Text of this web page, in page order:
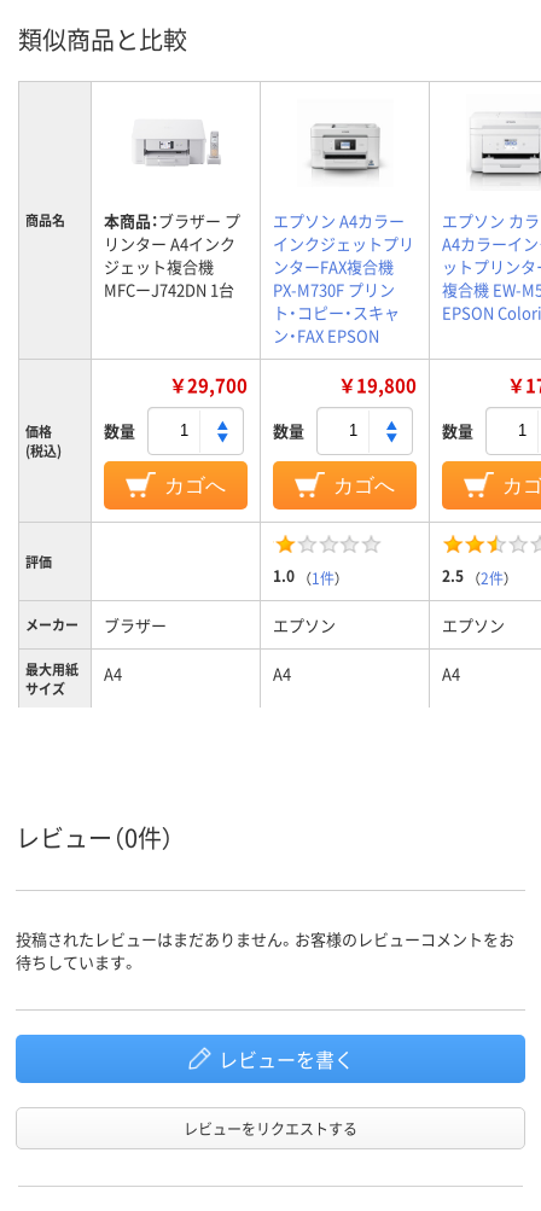
類似商品と比較
商品名 本商品：ブラザー プ
リンター A4インク
ジェット複合機
MFCーJ742DN 1台
エプソン A4カラー
インクジェットプリ
ンターFAX複合機
PX-M730F プリン
ト・コピー・スキャ
ン・FAX EPSON
エプソン カ
A4カラーイ
ットプリンタ
複合機 EW-
EPSON
価格
(税込)
￥29,700
数量
カゴへ
￥19,800
数量
カゴへ
￥
数量
カ
評価
1.0 （1件） 2.5 （2件）
メーカー ブラザー エプソン エプソン
最大用紙
サイズ
A4 A4 A4
LAN接続 無線LAN
自動両面
印刷機能
なし あり あり
保証期間 購入日から1年間 購入日から1年間 購入日から1
レビュー（0件）
投稿されたレビューはまだありません。お客様のレビューコメントをお
待ちしています。
レビューを書く
レビューをリクエストする